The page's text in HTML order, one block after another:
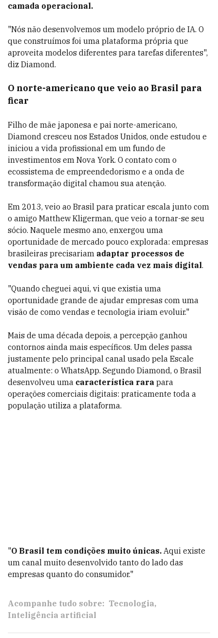
camada operacional.
"Nós não desenvolvemos um modelo próprio de IA. O
que construímos foi uma plataforma própria que
aproveita modelos diferentes para tarefas diferentes",
diz Diamond.
O norte-americano que veio ao Brasil para
ficar
Filho de mãe japonesa e pai norte-americano,
Diamond cresceu nos Estados Unidos, onde estudou e
iniciou a vida profissional em um fundo de
investimentos em Nova York. O contato com o
ecossistema de empreendedorismo e a onda de
transformação digital chamou sua atenção.
Em 2013, veio ao Brasil para praticar escala junto com
o amigo Matthew Kligerman, que veio a tornar-se seu
sócio. Naquele mesmo ano, enxergou uma
oportunidade de mercado pouco explorada: empresas
brasileiras precisariam adaptar processos de
vendas para um ambiente cada vez mais digital.
"Quando cheguei aqui, vi que existia uma
oportunidade grande de ajudar empresas com uma
visão de como vendas e tecnologia iriam evoluir."
Mais de uma década depois, a percepção ganhou
contornos ainda mais específicos. Um deles passa
justamente pelo principal canal usado pela Escale
atualmente: o WhatsApp. Segundo Diamond, o Brasil
desenvolveu uma característica rara para
operações comerciais digitais: praticamente toda a
população utiliza a plataforma.
"O Brasil tem condições muito únicas. Aqui existe
um canal muito desenvolvido tanto do lado das
empresas quanto do consumidor."
Acompanhe tudo sobre: Tecnologia
Inteligência artificial